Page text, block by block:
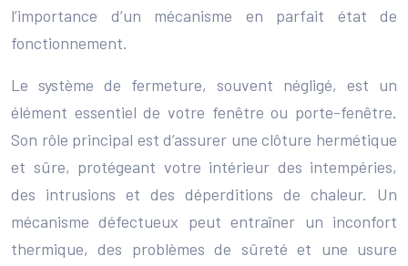
l’importance d’un mécanisme en parfait état de
fonctionnement.
Le système de fermeture, souvent négligé, est un
élément essentiel de votre fenêtre ou porte-fenêtre.
Son rôle principal est d’assurer une clôture hermétique
et sûre, protégeant votre intérieur des intempéries,
des intrusions et des déperditions de chaleur. Un
mécanisme défectueux peut entraîner un inconfort
thermique, des problèmes de sûreté et une usure